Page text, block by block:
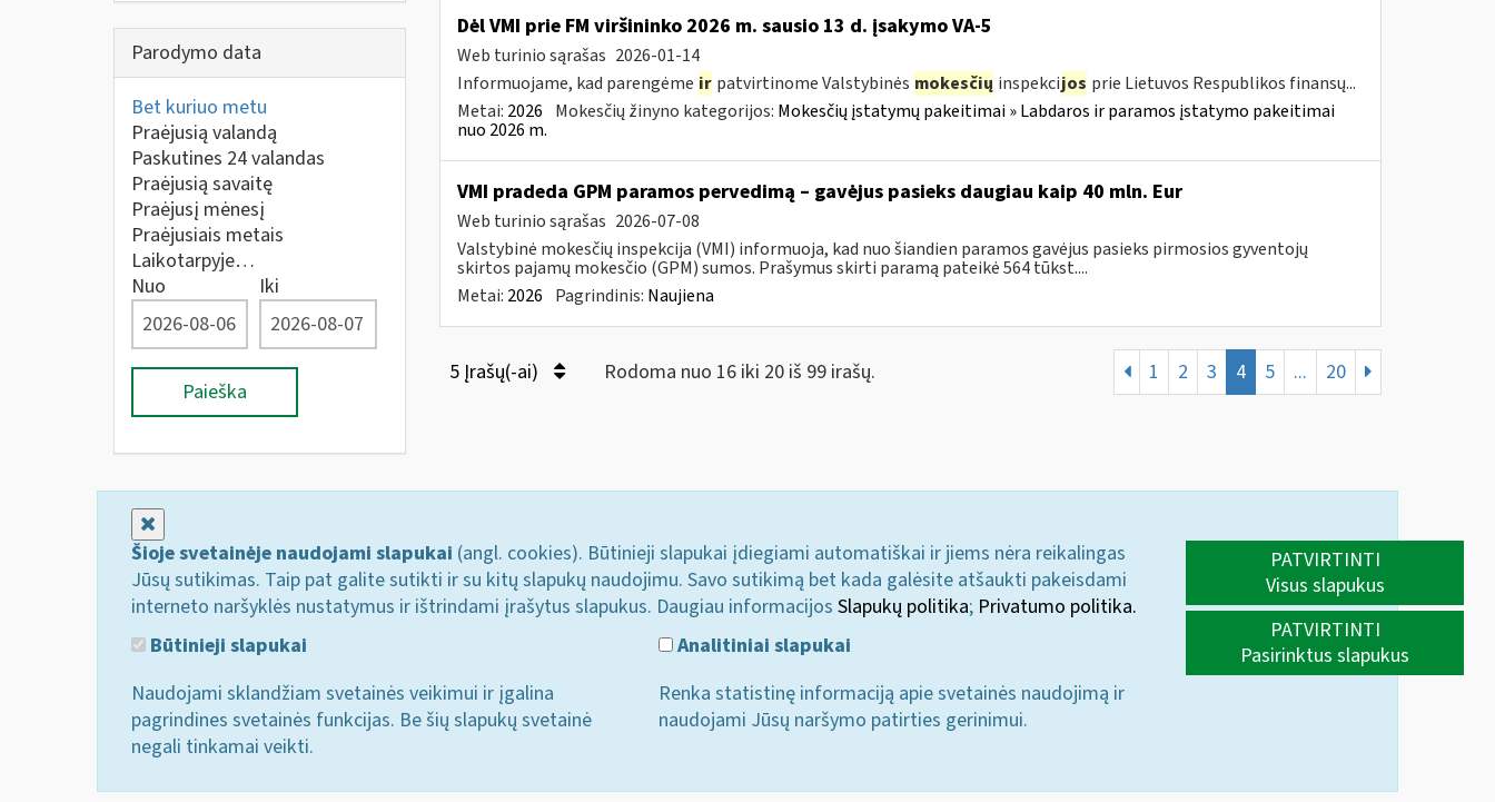
Parodymo data
Bet kuriuo metu
Praėjusią valandą
Paskutines 24 valandas
Praėjusią savaitę
Praėjusį mėnesį
Praėjusiais metais
Laikotarpyje…
Nuo
Iki
Paieška
Dėl VMI prie FM viršininko 2026 m. sausio 13 d. įsakymo VA-5
Web turinio sąrašas 2026-01-14
Informuojame, kad parengėme ir patvirtinome Valstybinės mokesčių inspekcijos prie Lietuvos Respublikos finansų...
Metai: 2026 Mokesčių žinyno kategorijos: Mokesčių įstatymų pakeitimai » Labdaros ir paramos įstatymo pakeitimai
nuo 2026 m.
VMI pradeda GPM paramos pervedimą – gavėjus pasieks daugiau kaip 40 mln. Eur
Web turinio sąrašas 2026-07-08
Valstybinė mokesčių inspekcija (VMI) informuoja, kad nuo šiandien paramos gavėjus pasieks pirmosios gyventojų
skirtos pajamų mokesčio (GPM) sumos. Prašymus skirti paramą pateikė 564 tūkst....
Metai: 2026 Pagrindinis: Naujiena
5 Įrašų(-ai) Rodoma nuo 16 iki 20 iš 99 irašų. 1 2 3 4 5 ... 20
Šioje svetainėje naudojami slapukai (angl. cookies). Būtinieji slapukai įdiegiami automatiškai ir jiems nėra reikalingas
Jūsų sutikimas. Taip pat galite sutikti ir su kitų slapukų naudojimu. Savo sutikimą bet kada galėsite atšaukti pakeisdami
interneto naršyklės nustatymus ir ištrindami įrašytus slapukus. Daugiau informacijos Slapukų politika; Privatumo politika.
Būtinieji slapukai
Naudojami sklandžiam svetainės veikimui ir įgalina
pagrindines svetainės funkcijas. Be šių slapukų svetainė
negali tinkamai veikti.
Analitiniai slapukai
Renka statistinę informaciją apie svetainės naudojimą ir
naudojami Jūsų naršymo patirties gerinimui.
PATVIRTINTI
Visus slapukus
PATVIRTINTI
Pasirinktus slapukus